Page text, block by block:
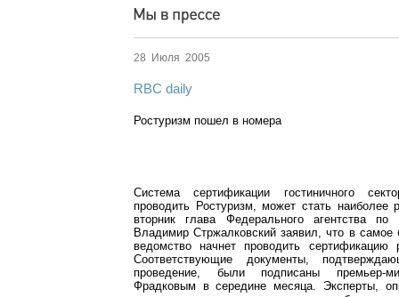
28 Июля 2005
RBC daily
Ростуризм пошел в номера
Система сертификации гостиничного
проводить Ростуризм, может стать наиболее
вторник глава Федерального агентства по
Владимир Стржалковский заявил, что в самое
ведомство начнет проводить сертификацию
Соответствующие документы,
проведение, были подписаны премьер-
Фрадковым в середине месяца. Эксперты,